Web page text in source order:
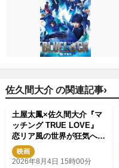
佐久間大介 の関連記事›
土屋太鳳×佐久間大介『マ
ッチング TRUE LOVE』
恋リア風の世界が狂気へ一
変する特別映像解禁
映画
2026年8月4日 15時00分